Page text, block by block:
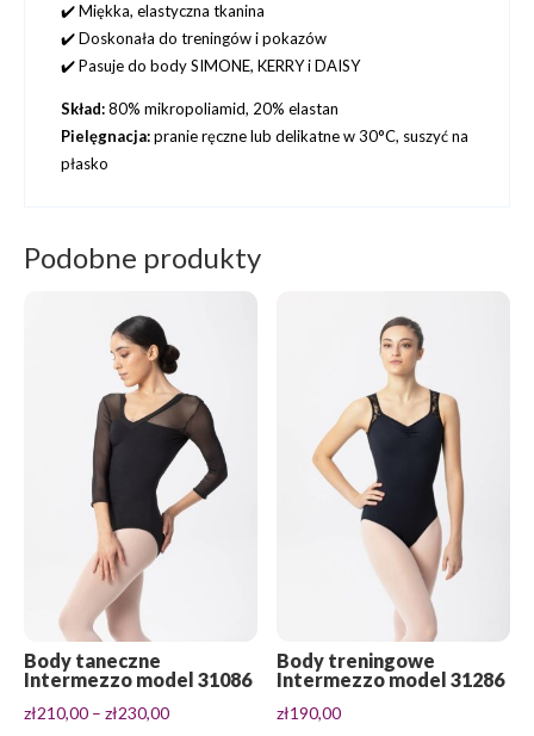
✔️ Miękka, elastyczna tkanina
✔️ Doskonała do treningów i pokazów
✔️ Pasuje do body SIMONE, KERRY i DAISY
Skład:80% mikropoliamid, 20% elastan
Pielęgnacja:pranie ręczne lub delikatne w 30°C, suszyć na
płasko
Podobne produkty
Body taneczne
Intermezzo model 31086
zł210,00 – zł230,00Zakres
Body treningowe
Intermezzo model 31286
zł190,00